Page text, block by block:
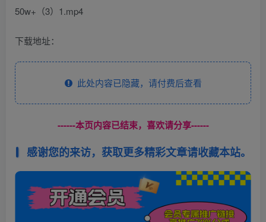
50w+（3）1.mp4
下载地址：
此处内容已隐藏，请付费后查看
------本页内容已结束，喜欢请分享------
感谢您的来访，获取更多精彩文章请收藏本站。